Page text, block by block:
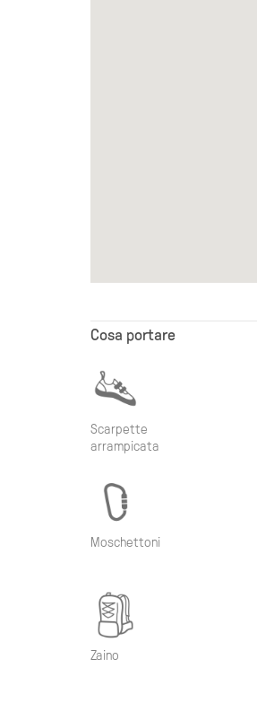
Cosa portare
Scarpette
arrampicata
Moschettoni
Zaino